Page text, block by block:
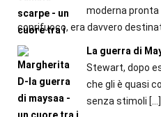
moderna pronta
coprifuoco, era davvero
La guerra di
Stewart, dopo
che gli è quasi
senza stimoli […]